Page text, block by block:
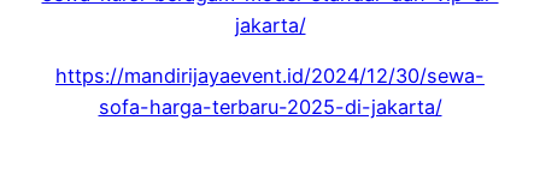
jakarta/
https://mandirijayaevent.id/2024/12/30/sewa-
sofa-harga-terbaru-2025-di-jakarta/